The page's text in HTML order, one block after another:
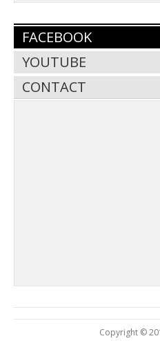
FACEBOOK
YOUTUBE
CONTACT
Copyright ©